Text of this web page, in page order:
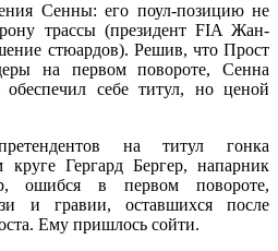
Сенны: его поул-позицию не
трассы (президент FIA Жан-
стюардов). Решив, что Прост
на первом повороте, Сенна
себе титул, но ценой
на титул гонка
Гергард Бергер, напарник
в первом повороте,
и гравии, оставшихся после
Ему пришлось сойти.